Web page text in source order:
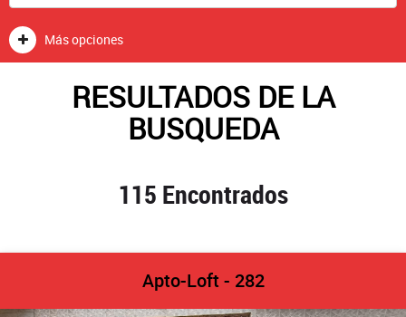
Más opciones
RESULTADOS DE LA
BUSQUEDA
115 Encontrados
Apto-Loft - 282